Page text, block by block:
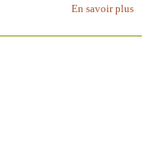
En savoir plus